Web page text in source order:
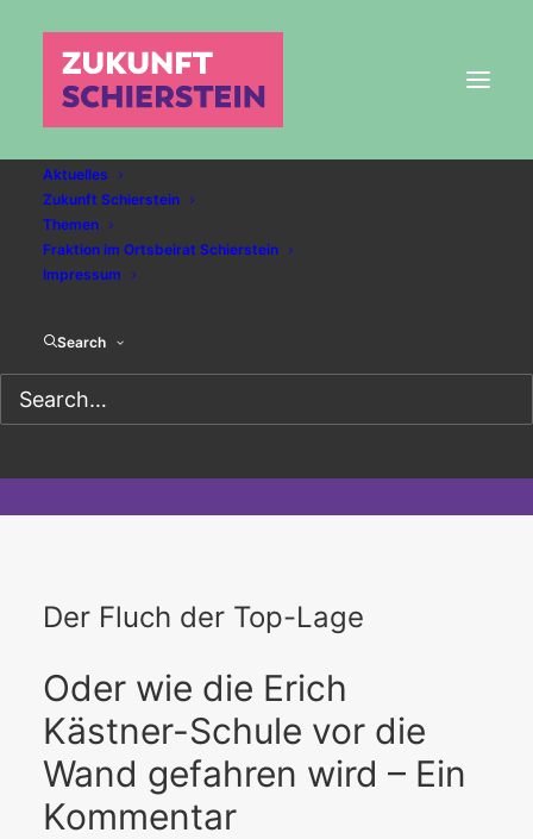
Aktuelles
Zukunft Schierstein
Themen
Fraktion im Ortsbeirat Schierstein
Impressum
Search
Der Fluch der Top-Lage
Oder wie die Erich
Kästner-Schule vor die
Wand gefahren wird – Ein
Kommentar